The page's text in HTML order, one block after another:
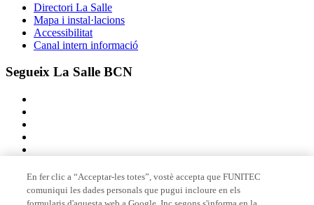
Directori La Salle
Mapa i instal·lacions
Accessibilitat
Canal intern informació
Segueix La Salle BCN
Membre de
En fer clic a “Acceptar-les totes”, vostè accepta que FUNITEC
comuniqui les dades personals que pugui incloure en els